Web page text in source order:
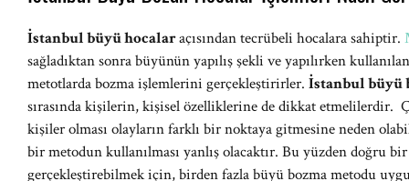
İstanbul büyü hocalaraçısından tecrübeli hocalara sahiptir.
sağladıktan sonra büyünün yapılış şekli ve yapılırken
metotlarda bozma işlemlerini gerçekleştirirler. İstanbul büyü
sırasında kişilerin, kişisel özelliklerine de dikkat etmelilerdir.
kişiler olması olayların farklı bir noktaya gitmesine neden
bir metodun kullanılması yanlış olacaktır. Bu yüzden doğru
gerçekleştirebilmek için, birden fazla büyü bozma metodu